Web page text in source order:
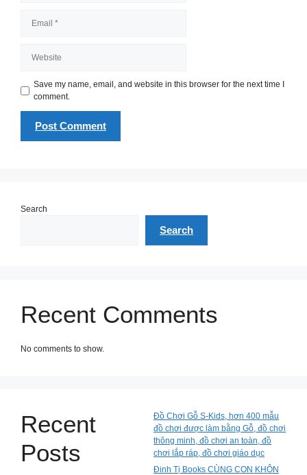
Save my name, email, and website in this browser for the next time I
comment.
Search
Search
Recent Comments
No comments to show.
Recent
Posts
Đồ Chơi Gỗ S-Kids, hơn 400 mẫu
đồ chơi được làm bằng Gỗ, đồ chơi
thông minh, đồ chơi an toàn, đồ
chơi lắp ráp, đồ chơi giáo dục
Đinh Tị Books CÙNG CON KHÔN